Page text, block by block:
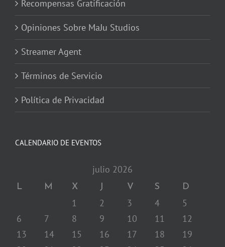
Recompensas Gratificación
Opiniones Sobre MaJu Studios
Streamer Agent
Términos de Servicio
Política de Privacidad
CALENDARIO DE EVENTOS
julio 2026
L M X J V S D
1 2 3 4
5
6
7 8 9 10 11
12
13
14 15 16 17 18
19